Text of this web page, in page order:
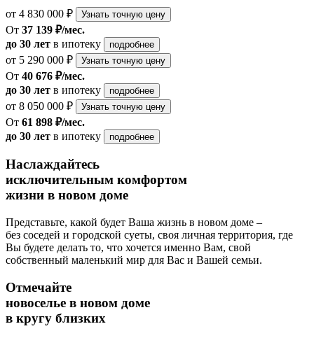
от 4 830 000 ₽ Узнать точную цену
От 37 139 ₽/мес.
до 30 лет в ипотеку подробнее
от 5 290 000 ₽ Узнать точную цену
От 40 676 ₽/мес.
до 30 лет в ипотеку подробнее
от 8 050 000 ₽ Узнать точную цену
От 61 898 ₽/мес.
до 30 лет в ипотеку подробнее
Наслаждайтесь
исключительным комфортом
жизни в новом доме
Представьте, какой будет Ваша жизнь в новом доме –
без соседей и городской суеты, своя личная территория, где
Вы будете делать то, что хочется именно Вам, свой
собственный маленький мир для Вас и Вашей семьи.
Отмечайте
новоселье в новом доме
в кругу близких